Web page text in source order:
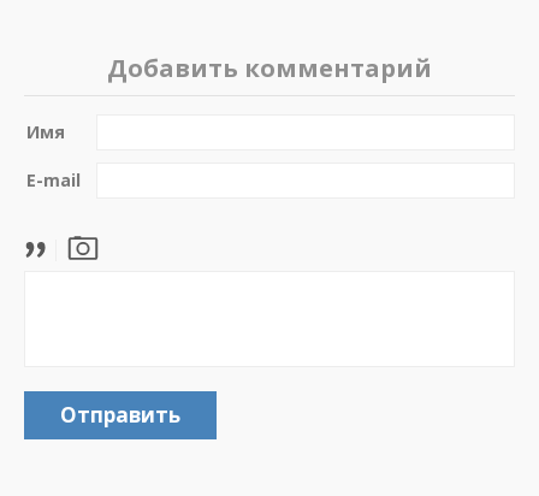
Добавить комментарий
Имя
E-mail
Отправить